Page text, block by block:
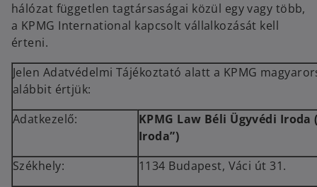
hálózat független tagtársaságai közül egy vagy több,
a KPMG International kapcsolt vállalkozását kell
érteni.
Jelen Adatvédelmi Tájékoztató alatt a KPMG
alábbit értjük:
Adatkezelő:
KPMG Law Béli Ügyvédi Iroda
Iroda”)
Székhely:
1134 Budapest, Váci út 31.